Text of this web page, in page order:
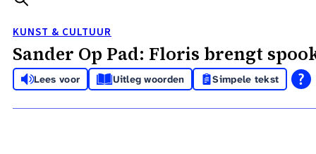
KUNST & CULTUUR
Sander Op Pad: Floris brengt
Lees voor Uitleg woorden Simpele tekst